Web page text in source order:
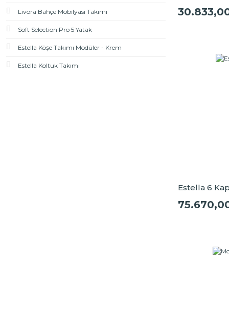
275.2 (1)
278.7 (1)
Livora Bahçe Mobilyası Takımı
Soft Selection Pro 5 Yatak
Estella Köşe Takımı Modüler - Krem
Estella Koltuk Takımı
Estella 6